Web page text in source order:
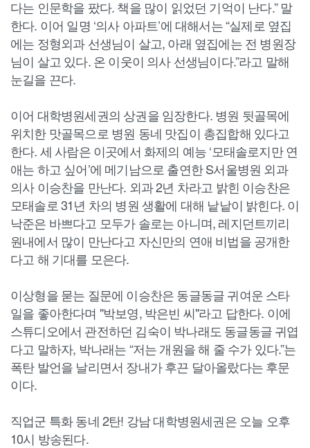
다는 인문학을 팠다. 책을 많이 읽었던 기억이 난다.” 말
한다. 이어 일명 ‘의사 아파트’에 대해서는 “실제로 옆집
에는 정형외과 선생님이 살고, 아래 옆집에는 전 병원장
님이 살고 있다. 온 이웃이 의사 선생님이다.”라고 말해
눈길을 끈다.
이어 대학병원세권의 상권을 임장한다. 병원 뒷골목에
위치한 맛골목으로 병원 동네 맛집이 총집합해 있다고
한다. 세 사람은 이곳에서 화제의 예능 ‘모태솔로지만 연
애는 하고 싶어’에 메기남으로 출연한 S서울병원 외과
의사 이승찬을 만난다. 외과 2년 차라고 밝힌 이승찬은
모태솔로 31년 차의 병원 생활에 대해 낱낱이 밝힌다. 이
낙준은 바쁘다고 모두가 솔로는 아니며, 레지던트끼리
원내에서 많이 만난다고 자신만의 연애 비법을 공개한
다고 해 기대를 모은다.
이상형을 묻는 질문에 이승찬은 동글동글 귀여운 스타
일을 좋아한다며 "박보영, 박은빈 씨"라고 답한다. 이에
스튜디오에서 관전하던 김숙이 박나래도 동글동글 귀엽
다고 말하자, 박나래는 “저는 개원을 해 줄 수가 있다.”는
폭탄 발언을 날리면서 장내가 후끈 달아올랐다는 후문
이다.
직업군 특화 동네 2탄! 강남 대학병원세권은 오늘 오후
10시 방송된다.